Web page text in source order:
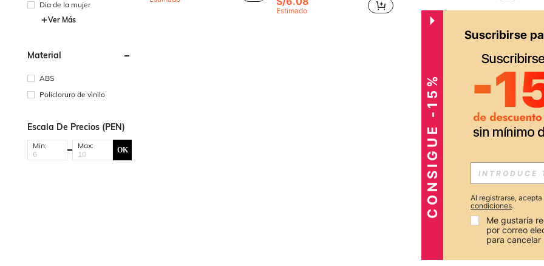
Dia de la mujer
Ver Más
Material
ABS
Policloruro de vinilo
Escala De Precios (PEN)
Min: Max: OK
Estimado
CONSIGUE -15%
Al registrarse,
condiciones.
Me gustaría
por correo
para cancelar